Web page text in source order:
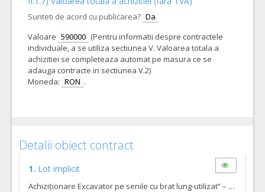
Sunteti de acord cu publicarea? Da
Valoare 590000 (Pentru informatii despre contractele
individuale, a se utiliza sectiunea V. Valoarea totala a
achizitiei se completeaza automat pe masura ce se
adauga contracte in sectiunea V.2)
Moneda: RON .
Detalii obiect contract
1. Lot implicit
Achiziționare Excavator pe senile cu brat lung-utilizat” – 1 buc Având în vedere complexitatea lucrarilor de intretinere a bazinelor de imbogatire din cadrul Sectorului Apa-Productie situate pe malul drept stang al Crisului Repede este necesara achizitia unui excavator pe senile cu brat lung care sa permita curatarea acestora.